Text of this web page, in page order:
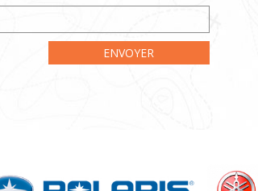
ENVOYER